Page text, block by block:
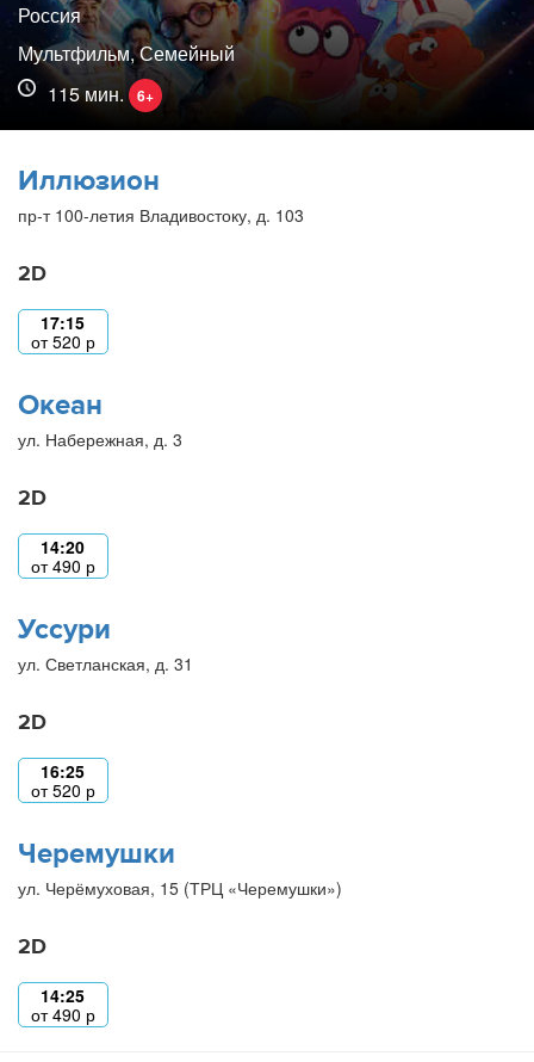
Россия
Мультфильм, Семейный
115 мин.
6+
Иллюзион
пр-т 100-летия Владивостоку, д. 103
2D
17:15
от520 р
Океан
ул. Набережная, д. 3
2D
14:20
от490 р
Уссури
ул. Светланская, д. 31
2D
16:25
от520 р
Черемушки
ул. Черёмуховая, 15 (ТРЦ «Черемушки»)
2D
14:25
от490 р